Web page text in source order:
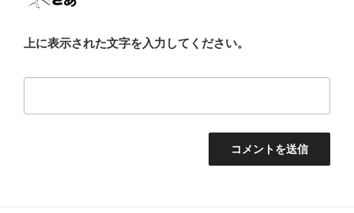
上に表示された文字を入力してください。